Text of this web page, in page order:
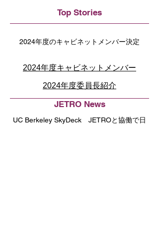
Top Stories
2024年度のキャビネットメンバー決定
2024年度キャビネットメンバー
2024年度委員長紹介
JETRO News
UC Berkeley SkyDeck JETROと協働で日